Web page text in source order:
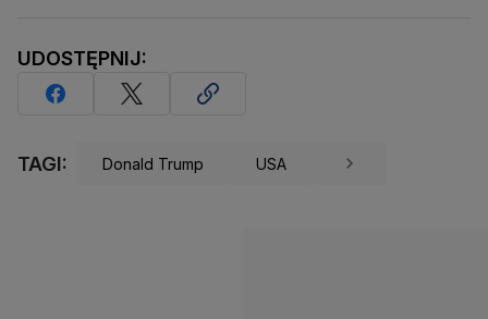
UDOSTĘPNIJ:
TAGI: Donald Trump USA